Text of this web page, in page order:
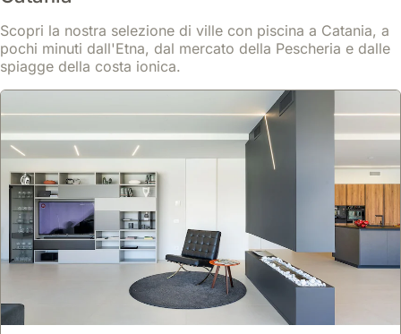
Questa villa offre 55 metri quadrati climatizzati con una camera da
letto, due soggiorni e una cucina completamente attrezzata,
garantendo un soggiorno confortevole e indipendente.
Scopri di più
Da
136 €
Scopri la nostra selezione di ville con piscina a Catania, a
pochi minuti dall'Etna, dal mercato della Pescheria e dalle
spiagge della costa ionica.